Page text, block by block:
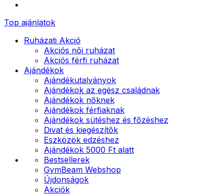
Top ajánlatok
Ruházati Akció
Akciós női ruházat
Akciós férfi ruházat
Ajándékok
Ajándékutalványok
Ajándékok az egész családnak
Ajándékok nőknek
Ajándékok férfiaknak
Ajándékok sütéshez és főzéshez
Divat és kiegészítők
Eszközök edzéshez
Ajándékok 5000 Ft alatt
Bestsellerek
GymBeam Webshop
Újdonságok
Akciók